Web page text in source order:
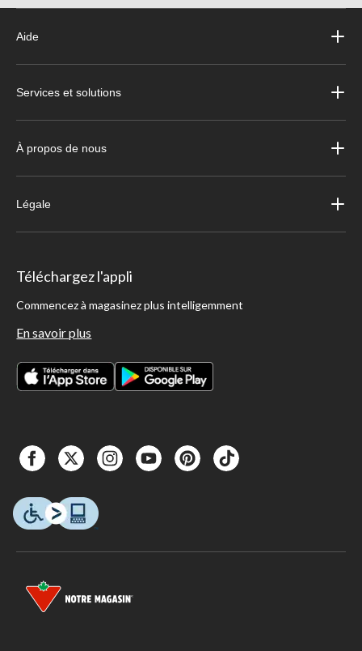
Aide
Services et solutions
À propos de nous
Légale
Téléchargez l'appli
Commencez à magasinez plus intelligemment
En savoir plus